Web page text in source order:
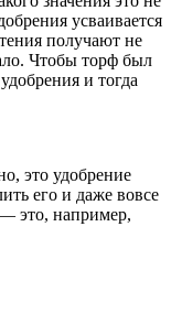
усваивается
получают не
Чтобы торф был
и тогда
это удобрение
его и даже вовсе
это, например,